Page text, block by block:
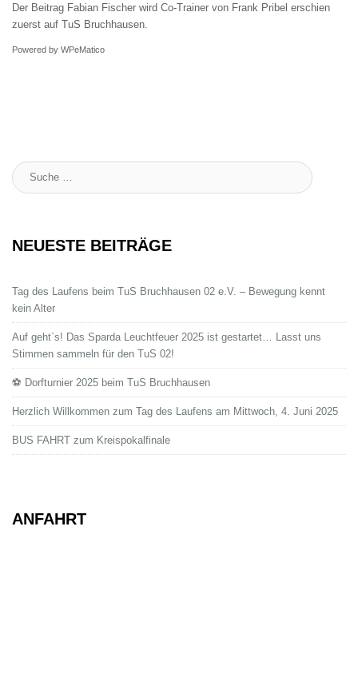
Der Beitrag Fabian Fischer wird Co-Trainer von Frank Pribel erschien
zuerst auf TuS Bruchhausen
Powered by WPeMatico
Suche
:
NEUESTE BEITRÄGE
Tag des Laufens beim TuS Bruchhausen 02 e.V. – Bewegung kennt
kein Alter
Auf geht`s! Das Sparda Leuchtfeuer 2025 ist gestartet… Lasst uns
Stimmen sammeln für den TuS 02!
⚽ Dorfturnier 2025 beim TuS Bruchhausen
Herzlich Willkommen zum Tag des Laufens am Mittwoch, 4. Juni 2025
BUS FAHRT zum Kreispokalfinale
ANFAHRT